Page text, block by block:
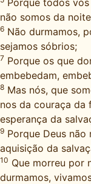
Porque todos
não somos da
6 Não durmamos,
sejamos sóbrios;
7 Porque os que
embebedam,
8 Mas nós, que
nos da couraça da
esperança da
9 Porque Deus
aquisição da
10 Que morreu por
durmamos,